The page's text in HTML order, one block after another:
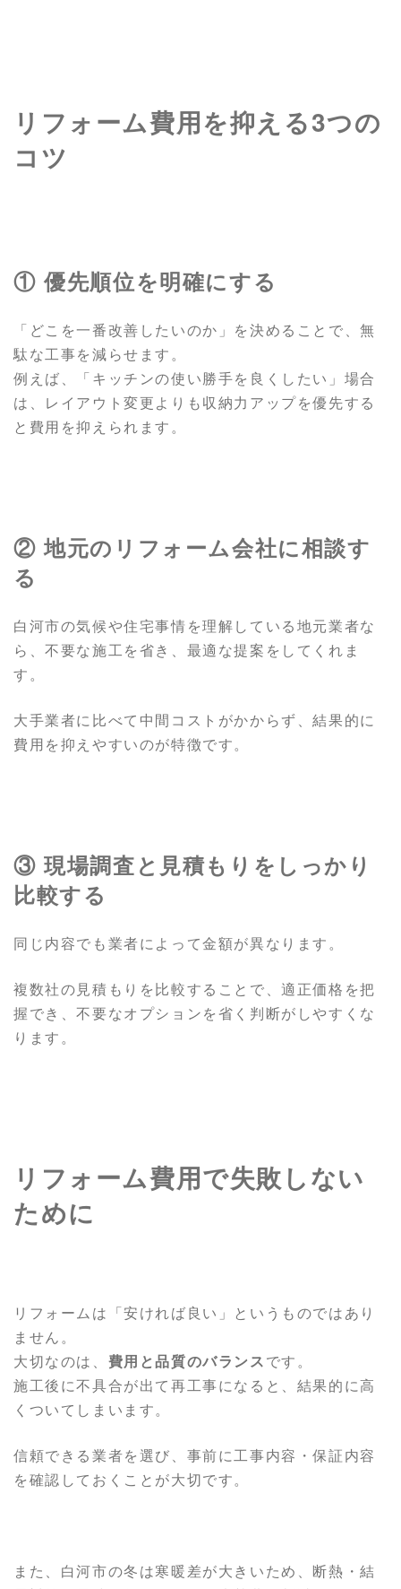
リフォーム費用を抑える3つの
コツ
① 優先順位を明確にする
「どこを一番改善したいのか」を決めることで、無
駄な工事を減らせます。
例えば、「キッチンの使い勝手を良くしたい」場合
は、レイアウト変更よりも収納力アップを優先する
と費用を抑えられます。
② 地元のリフォーム会社に相談す
る
白河市の気候や住宅事情を理解している地元業者な
ら、不要な施工を省き、最適な提案をしてくれま
す。
大手業者に比べて中間コストがかからず、結果的に
費用を抑えやすいのが特徴です。
③ 現場調査と見積もりをしっかり
比較する
同じ内容でも業者によって金額が異なります。
複数社の見積もりを比較することで、適正価格を把
握でき、不要なオプションを省く判断がしやすくな
ります。
リフォーム費用で失敗しない
ために
リフォームは「安ければ良い」というものではあり
ません。
大切なのは、 費用と品質のバランスです。
施工後に不具合が出て再工事になると、結果的に高
くついてしまいます。
信頼できる業者を選び、事前に工事内容・保証内容
を確認しておくことが大切です。
また、白河市の冬は寒暖差が大きいため、断熱・結